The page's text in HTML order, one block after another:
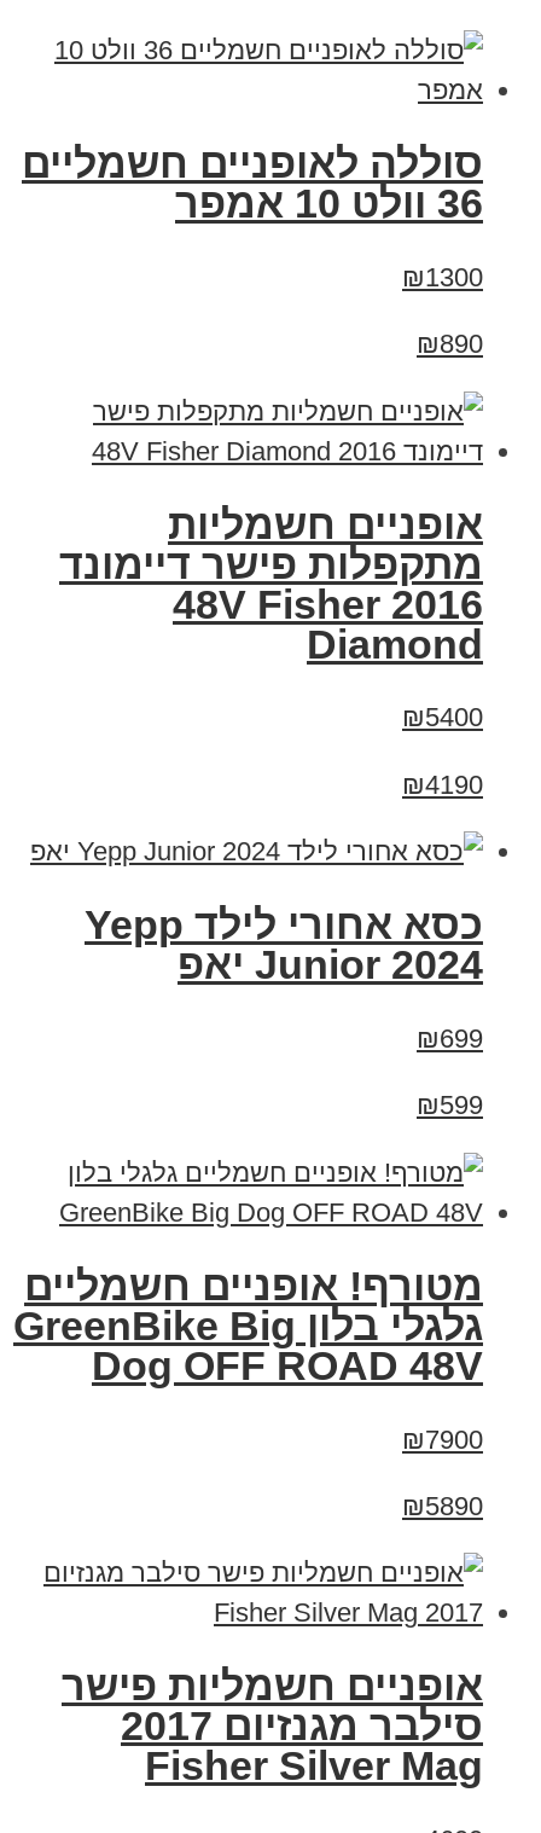
סוללה לאופניים חשמליים
36 וולט 10 אמפר
₪1300
₪890
אופניים חשמליות
מתקפלות פישר דיימונד
2016 48V Fisher
Diamond
₪5400
₪4190
כסא אחורי לילד Yepp
Junior 2024 יאפ
₪699
₪599
מטורף! אופניים חשמליים
גלגלי בלון GreenBike Big
Dog OFF ROAD 48V
₪7900
₪5890
אופניים חשמליות פישר
סילבר מגנזיום 2017
Fisher Silver Mag